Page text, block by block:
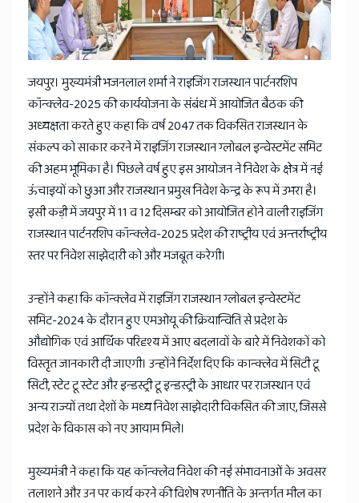
जयपुर। मुख्यमंत्री भजनलाल शर्मा ने राइजिंग राजस्थान पार्टनरशिप
कॉन्क्लेव-2025 की कार्ययोजना के संबंध में आयोजित बैठक की
अध्यक्षता करते हुए कहा कि वर्ष 2047 तक विकसित राजस्थान के
संकल्प को साकार करने में राइजिंग राजस्थान ग्लोबल इन्वेस्टमेंट समिट
की अहम भूमिका है। पिछले वर्ष हुए इस आयोजन ने निवेश के क्षेत्र में नई
ऊंचाइयों को छुआ और राजस्थान प्रमुख निवेश केन्द्र के रूप में उभरा है।
इसी कड़ी में जयपुर में 11 व 12 दिसम्बर को आयोजित होने वाली राइजिंग
राजस्थान पार्टनरशिप कॉन्क्लेव-2025 प्रदेश की राष्ट्रीय एवं अन्तर्राष्ट्रीय
स्तर पर निवेश साझेदारी को और मजबूत करेगी।
उन्होंने कहा कि कॉन्क्लेव में राइजिंग राजस्थान ग्लोबल इन्वेस्टमेंट
समिट-2024 के दौरान हुए एमओयू की क्रियान्विति से प्रदेश के
औद्योगिक एवं आर्थिक परिदृश्य में आए बदलावों के बारे में निवेशकों को
विस्तृत जानकारी दी जाएगी। उन्होंने निर्देश दिए कि कान्क्लेव में सिटी टू
सिटी, स्टेट टू स्टेट और इन्डस्ट्री टू इन्डस्ट्री के आधार पर राजस्थान एवं
अन्य राज्यों तथा देशों के मध्य निवेश साझेदारी विकसित की जाए, जिससे
प्रदेश के विकास को नए आयाम मिले।
मुख्यमंत्री ने कहा कि यह कॉन्क्लेव निवेश की नई संभावनाओं के अवसर
तलाशने और उन पर कार्य करने की विशेष रणनीति के अन्तर्गत मील का